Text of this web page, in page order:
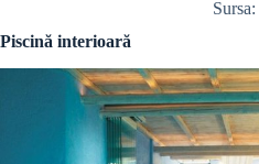
Sursa:
Piscină interioară